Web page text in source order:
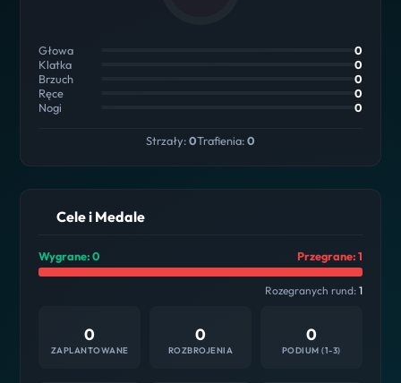
Głowa
0
Klatka
0
Brzuch
0
Ręce
0
Nogi
0
Strzały:0Trafienia:0
Cele i Medale
Wygrane: 0 Przegrane: 1
Rozegranych rund: 1
0
ZAPLANTOWANE
0
ROZBROJENIA
0
PODIUM (1-3)